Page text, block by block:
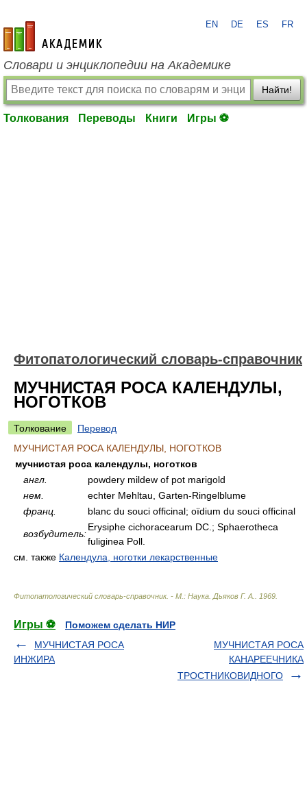
academic.ru
EN DE ES FR
Словари и энциклопедии на Академике
Найти!
Толкования Переводы Книги Игры ⚽
Фитопатологический словарь-справочник
МУЧНИСТАЯ РОСА КАЛЕНДУЛЫ,
НОГОТКОВ
Толкование
Перевод
МУЧНИСТАЯ РОСА КАЛЕНДУЛЫ, НОГОТКОВ
мучнистая роса календулы, ноготков
англ.
powdery mildew of pot marigold
нем.
echter Mehltau, Garten-Ringelblume
франц.
blanc du souci officinal; oïdium du souci officinal
возбудитель:
Erysiphe cichoracearum DC.; Sphaerotheca
fuliginea Poll.
см. также Календула, ноготки лекарственные
Фитопатологический словарь-справочник. - М.: Наука Дьяков Г. А. 1969
Игры ⚽
Поможем сделать НИР
МУЧНИСТАЯ РОСА
ИНЖИРА
МУЧНИСТАЯ РОСА
КАНАРЕЕЧНИКА
ТРОСТНИКОВИДНОГО